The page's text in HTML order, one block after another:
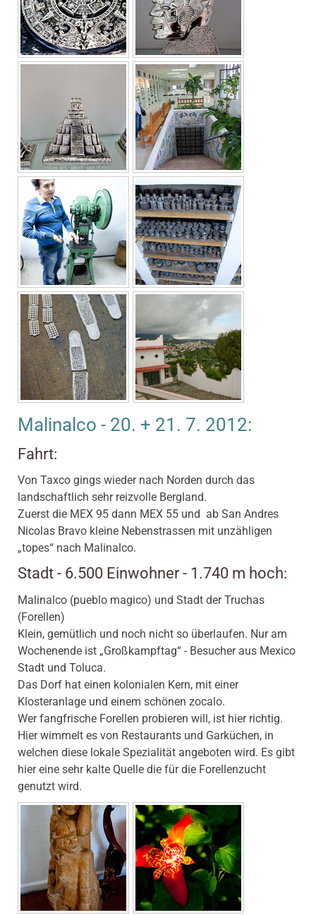
Malinalco - 20. + 21. 7. 2012:
Fahrt:
Von Taxco gings wieder nach Norden durch das
landschaftlich sehr reizvolle Bergland.
Zuerst die MEX 95 dann MEX 55 und ab San Andres
Nicolas Bravo kleine Nebenstrassen mit unzähligen
„topes“ nach Malinalco.
Stadt - 6.500 Einwohner - 1.740 m hoch:
Malinalco (pueblo magico) und Stadt der Truchas
(Forellen)
Klein, gemütlich und noch nicht so überlaufen. Nur am
Wochenende ist „Großkampftag“ - Besucher aus Mexico
Stadt und Toluca.
Das Dorf hat einen kolonialen Kern, mit einer
Klosteranlage und einem schönen zocalo.
Wer fangfrische Forellen probieren will, ist hier richtig.
Hier wimmelt es von Restaurants und Garküchen, in
welchen diese lokale Spezialität angeboten wird. Es gibt
hier eine sehr kalte Quelle die für die Forellenzucht
genutzt wird.